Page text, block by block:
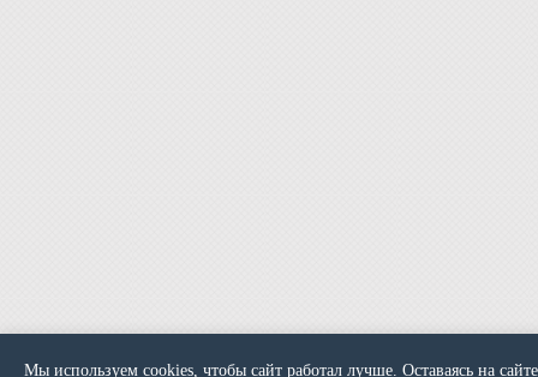
Мы используем cookies, чтобы сайт работал лучше. Оставаясь на